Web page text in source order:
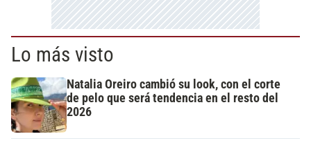
Lo más visto
Natalia Oreiro cambió su look, con el corte
de pelo que será tendencia en el resto del
2026